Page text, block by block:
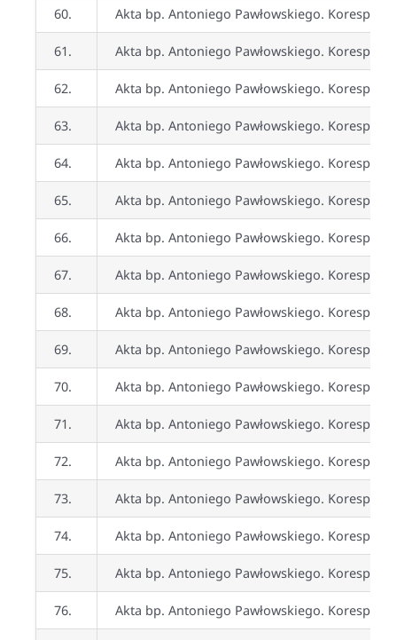
60. Akta bp. Antoniego Pawłowskiego.
61. Akta bp. Antoniego Pawłowskiego.
62. Akta bp. Antoniego Pawłowskiego.
63. Akta bp. Antoniego Pawłowskiego.
64. Akta bp. Antoniego Pawłowskiego.
65. Akta bp. Antoniego Pawłowskiego.
66. Akta bp. Antoniego Pawłowskiego.
67. Akta bp. Antoniego Pawłowskiego.
68. Akta bp. Antoniego Pawłowskiego.
69. Akta bp. Antoniego Pawłowskiego.
70. Akta bp. Antoniego Pawłowskiego.
71. Akta bp. Antoniego Pawłowskiego.
72. Akta bp. Antoniego Pawłowskiego.
73. Akta bp. Antoniego Pawłowskiego.
74. Akta bp. Antoniego Pawłowskiego.
75. Akta bp. Antoniego Pawłowskiego.
76. Akta bp. Antoniego Pawłowskiego.